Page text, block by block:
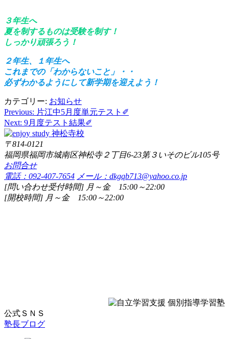
３年生へ
夏を制するものは受験を制す！
しっかり頑張ろう！
２年生、１年生へ
これまでの「わからないこと」・・
必ずわかるようにして新学期を迎えよう！
カテゴリー: お知らせ
投
稿
ナ
ビ
ゲ
ー
Previous: 片江中5月度単元テスト✐
Next: 9月度テスト結果✐
〒814-0121
福岡県福岡市城南区神松寺２丁目6-23第３いそのビル105号
お問合せ
電話：092-407-7654 メール：dkgqb713@yahoo.co.jp
[問い合わせ受付時間] 月～金 15:00～22:00
[開校時間] 月～金 15:00～22:00
公式ＳＮＳ
塾長ブログ